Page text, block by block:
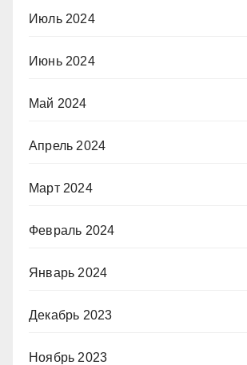
Июль 2024
Июнь 2024
Май 2024
Апрель 2024
Март 2024
Февраль 2024
Январь 2024
Декабрь 2023
Ноябрь 2023